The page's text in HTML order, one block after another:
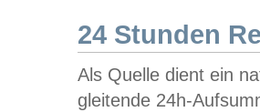
24 Stunden
Als Quelle dient ein
gleitende 24h-